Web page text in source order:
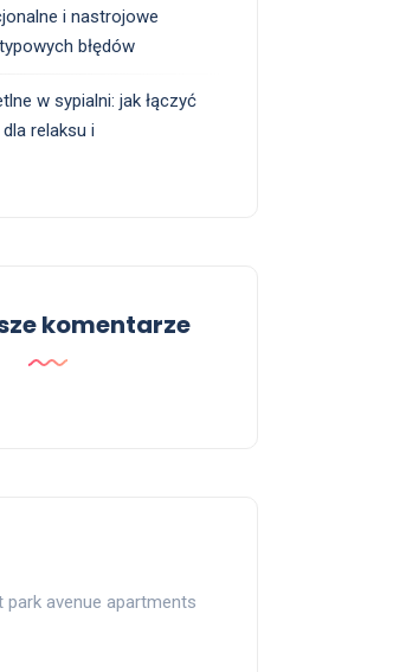
i nastrojowe
błędów
w sypialni: jak łączyć
relaksu i
komentarze
avenue apartments